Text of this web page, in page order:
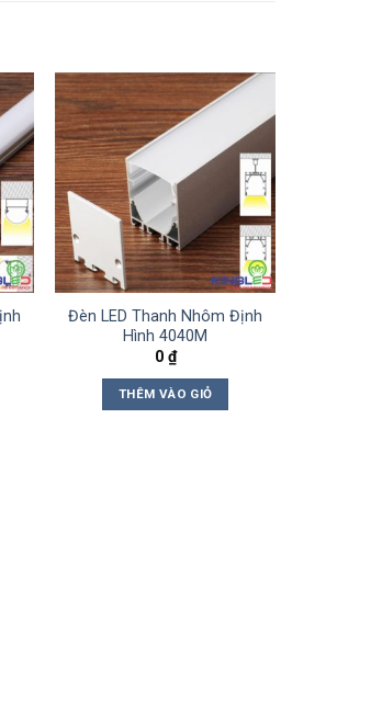
Đèn LED Thanh Nhôm Định
Hình 4040M
0 ₫
THÊM VÀO GIỎ